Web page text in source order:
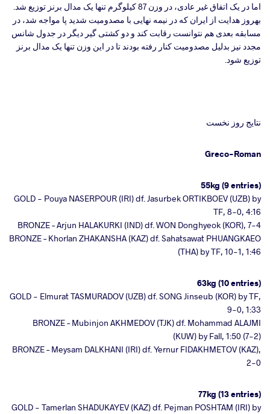
اما در یک اتفاق غیر عادی، در وزن 87 کیلوگرم تنها یک مدال برنز توزیع شد.
بهروز هدایت از ایران که در نیمه نهایی با مصدومیت شدید پا مواجه شد، در
مسابقه بعدی هم نتوانست رقابت کند و دو کشتی گیر دیگر در جدول شانس
مجدد نیز بدلیل مصدومیت کنار رفته بودند تا در این وزن تنها یک مدال برنز
توزیع شود.
نتایج روز نخست
Greco-Roman
55kg (9 entries)
GOLD - Pouya NASERPOUR (IRI) df. Jasurbek ORTIKBOEV (UZB) by
TF, 8-0, 4:16
BRONZE – Arjun HALAKURKI (IND) df. WON Donghyeok (KOR), 7-4
BRONZE – Khorlan ZHAKANSHA (KAZ) df. Sahatsawat PHUANGKAEO
(THA) by TF, 10-1, 1:46
63kg (10 entries)
GOLD - Elmurat TASMURADOV (UZB) df. SONG Jinseub (KOR) by TF,
9-0, 1:33
BRONZE – Mubinjon AKHMEDOV (TJK) df. Mohammad ALAJMI
(KUW) by Fall, 1:50 (7-2)
BRONZE – Meysam DALKHANI (IRI) df. Yernur FIDAKHMETOV (KAZ),
2-0
77kg (13 entries)
GOLD - Tamerlan SHADUKAYEV (KAZ) df. Pejman POSHTAM (IRI) by